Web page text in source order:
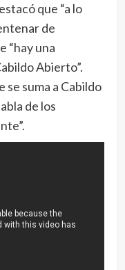
que “a lo
de
“hay una
Abierto”.
se suma a Cabildo
de los